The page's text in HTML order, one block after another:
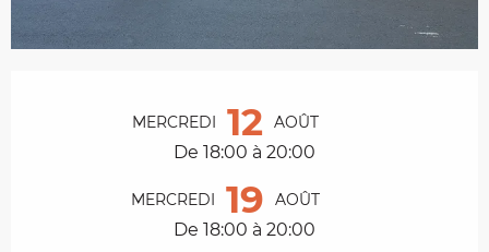
MERCREDI 12 AOÛT
De 18:00 à 20:00
MERCREDI 19 AOÛT
De 18:00 à 20:00